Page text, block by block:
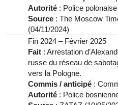
Autorité : Police polonaise
Source : The Moscow
(04/11/2024)
Fin 2024 – Février 2025
Fait : Arrestation
russe du réseau de
vers la Pologne.
Commis / anticipé :
Autorité : Police